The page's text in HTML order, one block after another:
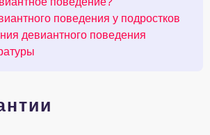
поведения у подростков
девиантного поведения